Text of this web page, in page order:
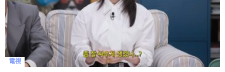
電視